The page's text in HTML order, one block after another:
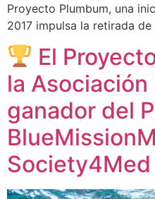
Proyecto Plumbum, una
2017 impulsa la retirada
El
la
ganador del